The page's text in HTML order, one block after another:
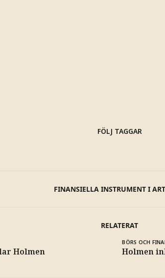
FÖLJ TAGGAR
FINANSIELLA INSTRUMENT I
RELATERAT
Holmen
BÖRS OCH
Holmen